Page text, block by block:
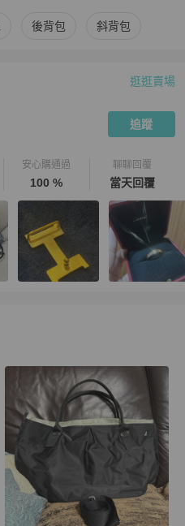
後背包 斜背包
逛逛賣場
追蹤
安心購通過
100 %
聊聊回覆
當天回覆